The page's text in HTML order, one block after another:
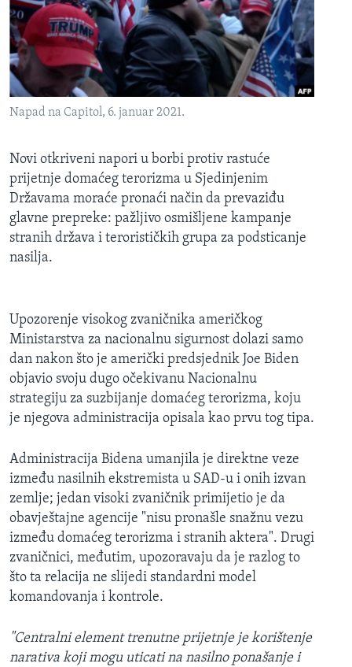
MAGAZIN
O GLASU AMERIKE
Learning English
Jezici
Napad na Capitol, 6. januar 2021.
Novi otkriveni napori u borbi protiv rastuće
prijetnje domaćeg terorizma u Sjedinjenim
Državama moraće pronaći način da prevaziđu
glavne prepreke: pažljivo osmišljene kampanje
stranih država i terorističkih grupa za podsticanje
nasilja.
Upozorenje visokog zvaničnika američkog
Ministarstva za nacionalnu sigurnost dolazi samo
dan nakon što je američki predsjednik Joe Biden
objavio svoju dugo očekivanu Nacionalnu
strategiju za suzbijanje domaćeg terorizma, koju
je njegova administracija opisala kao prvu tog tipa.
Administracija Bidena umanjila je direktne veze
između nasilnih ekstremista u SAD-u i onih izvan
zemlje; jedan visoki zvaničnik primijetio je da
obavještajne agencije "nisu pronašle snažnu vezu
između domaćeg terorizma i stranih aktera". Drugi
zvaničnici, međutim, upozoravaju da je razlog to
što ta relacija ne slijedi standardni model
komandovanja i kontrole.
"Centralni element trenutne prijetnje je korištenje
narativa koji mogu uticati na nasilno ponašanje i